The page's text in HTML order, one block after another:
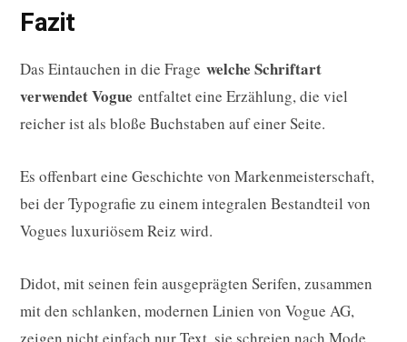
Fazit
Das Eintauchen in die Frage welche Schriftart
verwendet Vogue entfaltet eine Erzählung, die viel
reicher ist als bloße Buchstaben auf einer Seite.
Es offenbart eine Geschichte von Markenmeisterschaft,
bei der Typografie zu einem integralen Bestandteil von
Vogues luxuriösem Reiz wird.
Didot, mit seinen fein ausgeprägten Serifen, zusammen
mit den schlanken, modernen Linien von Vogue AG,